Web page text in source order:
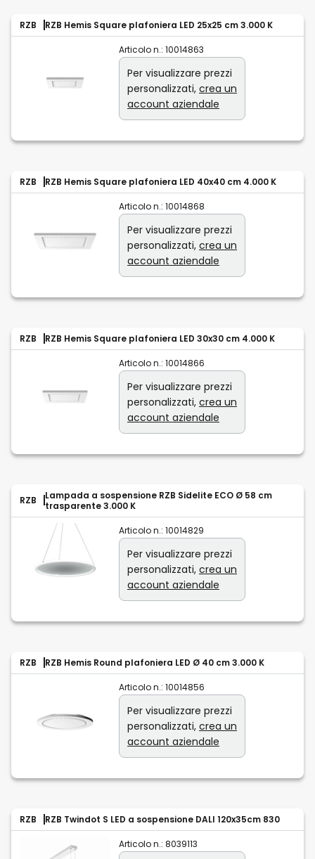
RZB RZB Hemis Square plafoniera LED 25x25 cm 3.000 K
Articolo n.: 10014863
Per visualizzare prezzi
personalizzati, crea un
account aziendale
RZB RZB Hemis Square plafoniera LED 40x40 cm 4.000 K
Articolo n.: 10014868
Per visualizzare prezzi
personalizzati, crea un
account aziendale
RZB RZB Hemis Square plafoniera LED 30x30 cm 4.000 K
Articolo n.: 10014866
Per visualizzare prezzi
personalizzati, crea un
account aziendale
RZB
Lampada a sospensione RZB Sidelite ECO Ø 58 cm
trasparente 3.000 K
Articolo n.: 10014829
Per visualizzare prezzi
personalizzati, crea un
account aziendale
RZB RZB Hemis Round plafoniera LED Ø 40 cm 3.000 K
Articolo n.: 10014856
Per visualizzare prezzi
personalizzati, crea un
account aziendale
RZB RZB Twindot S LED a sospensione DALI 120x35cm 830
Articolo n.: 8039113